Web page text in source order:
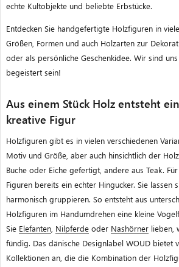
echte Kultobjekte und beliebte Erbstücke.
Entdecken Sie handgefertigte Holzfiguren in
Größen, Formen und auch Holzarten zur
oder als persönliche Geschenkidee. Wir sind
begeistert sein!
Aus einem Stück Holz entsteht
kreative Figur
Holzfiguren gibt es in vielen verschiedenen
Motiv und Größe, aber auch hinsichtlich der
Buche oder Eiche gefertigt, andere aus Teak.
Figuren bereits ein echter Hingucker. Sie lassen
harmonisch gruppieren. So entsteht aus
Holzfiguren im Handumdrehen eine kleine
Sie Elefanten Nilpferde oder Nashörner lieben,
fündig. Das dänische Designlabel WOUD bietet
Kollektionen an, die die Kombination der